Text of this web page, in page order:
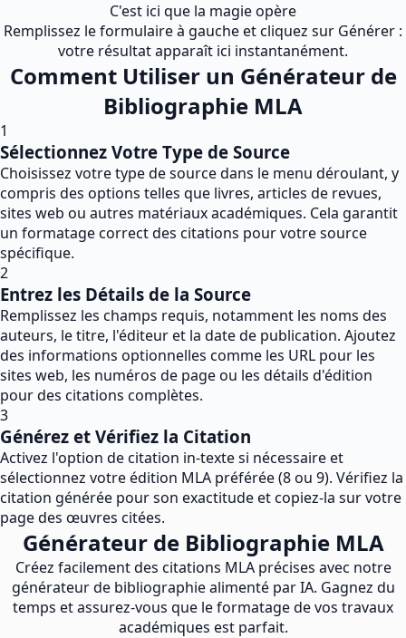
C'est ici que la magie opère
Remplissez le formulaire à gauche et cliquez sur Générer :
votre résultat apparaît ici instantanément.
Comment Utiliser un Générateur de
Bibliographie MLA
1
Sélectionnez Votre Type de Source
Choisissez votre type de source dans le menu déroulant, y
compris des options telles que livres, articles de revues,
sites web ou autres matériaux académiques. Cela garantit
un formatage correct des citations pour votre source
spécifique.
2
Entrez les Détails de la Source
Remplissez les champs requis, notamment les noms des
auteurs, le titre, l'éditeur et la date de publication. Ajoutez
des informations optionnelles comme les URL pour les
sites web, les numéros de page ou les détails d'édition
pour des citations complètes.
3
Générez et Vérifiez la Citation
Activez l'option de citation in-texte si nécessaire et
sélectionnez votre édition MLA préférée (8 ou 9). Vérifiez la
citation générée pour son exactitude et copiez-la sur votre
page des œuvres citées.
Générateur de Bibliographie MLA
Créez facilement des citations MLA précises avec notre
générateur de bibliographie alimenté par IA. Gagnez du
temps et assurez-vous que le formatage de vos travaux
académiques est parfait.